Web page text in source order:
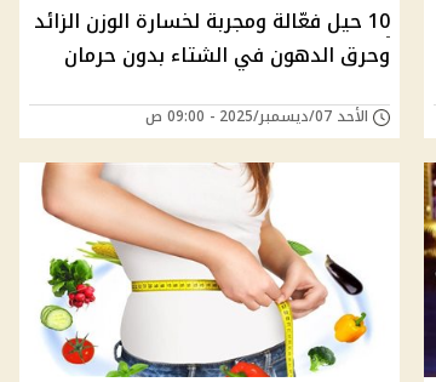
10 حيل فعّالة ومجربة لخسارة الوزن الزائد
وحرق الدهون في الشتاء بدون حرمان
الأحد 07/ديسمبر/2025 - 09:00 ص